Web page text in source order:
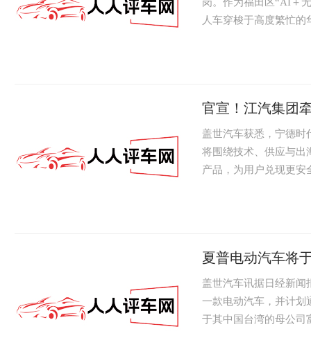
人车穿梭于高度繁忙
官宣！江汽集团
盖世汽车获悉，宁德时
将围绕技术、供应与出
产品，为用户兑现更安
夏普电动汽车将
盖世汽车讯据日经新闻
一款电动汽车，并计划
于其中国台湾的母公司